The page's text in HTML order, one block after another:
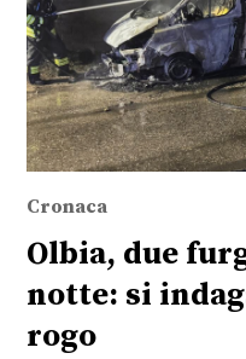
Cronaca
Olbia, due
notte: si
rogo